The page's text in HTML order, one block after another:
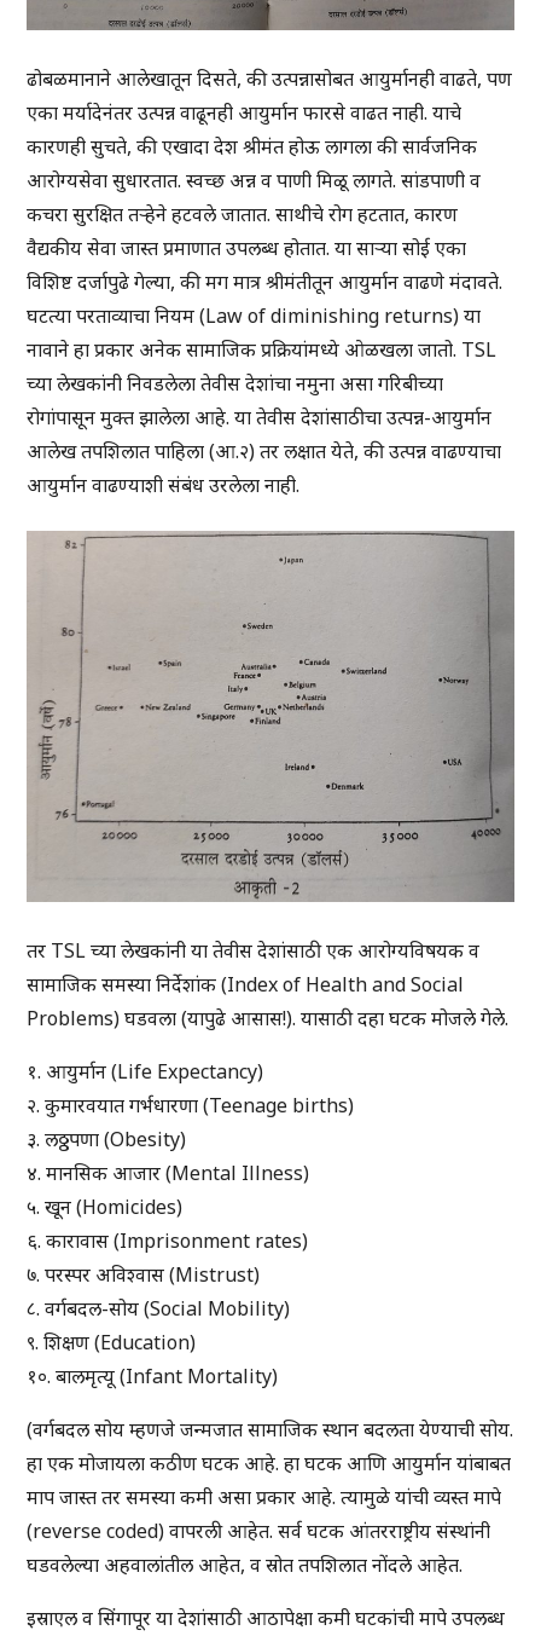
ढोबळमानाने आलेखातून दिसते, की उत्पन्नासोबत आयुर्मानही वाढते, पण
एका मर्यादेनंतर उत्पन्न वाढूनही आयुर्मान फारसे वाढत नाही. याचे
कारणही सुचते, की एखादा देश श्रीमंत होऊ लागला की सार्वजनिक
आरोग्यसेवा सुधारतात. स्वच्छ अन्न व पाणी मिळू लागते. सांडपाणी व
कचरा सुरक्षित तऱ्हेने हटवले जातात. साथीचे रोग हटतात, कारण
वैद्यकीय सेवा जास्त प्रमाणात उपलब्ध होतात. या साऱ्या सोई एका
विशिष्ट दर्जापुढे गेल्या, की मग मात्र श्रीमंतीतून आयुर्मान वाढणे मंदावते.
घटत्या परताव्याचा नियम (Law of diminishing returns) या
नावाने हा प्रकार अनेक सामाजिक प्रक्रियांमध्ये ओळखला जातो. TSL
च्या लेखकांनी निवडलेला तेवीस देशांचा नमुना असा गरिबीच्या
रोगांपासून मुक्त झालेला आहे. या तेवीस देशांसाठीचा उत्पन्न-आयुर्मान
आलेख तपशिलात पाहिला (आ.२) तर लक्षात येते, की उत्पन्न वाढण्याचा
आयुर्मान वाढण्याशी संबंध उरलेला नाही.
तर TSL च्या लेखकांनी या तेवीस देशांसाठी एक आरोग्यविषयक व
सामाजिक समस्या निर्देशांक (Index of Health and Social
Problems) घडवला (यापुढे आसास!). यासाठी दहा घटक मोजले गेले.
१. आयुर्मान (Life Expectancy)
२. कुमारवयात गर्भधारणा (Teenage births)
३. लठ्ठपणा (Obesity)
४. मानसिक आजार (Mental Illness)
५. खून (Homicides)
६. कारावास (Imprisonment rates)
७. परस्पर अविश्वास (Mistrust)
८. वर्गबदल-सोय (Social Mobility)
९. शिक्षण (Education)
१०. बालमृत्यू (Infant Mortality)
(वर्गबदल सोय म्हणजे जन्मजात सामाजिक स्थान बदलता येण्याची सोय.
हा एक मोजायला कठीण घटक आहे. हा घटक आणि आयुर्मान यांबाबत
माप जास्त तर समस्या कमी असा प्रकार आहे. त्यामुळे यांची व्यस्त मापे
(reverse coded) वापरली आहेत. सर्व घटक आंतरराष्ट्रीय संस्थांनी
घडवलेल्या अहवालांतील आहेत, व स्रोत तपशिलात नोंदले आहेत.
इस्राएल व सिंगापूर या देशांसाठी आठापेक्षा कमी घटकांची मापे उपलब्ध